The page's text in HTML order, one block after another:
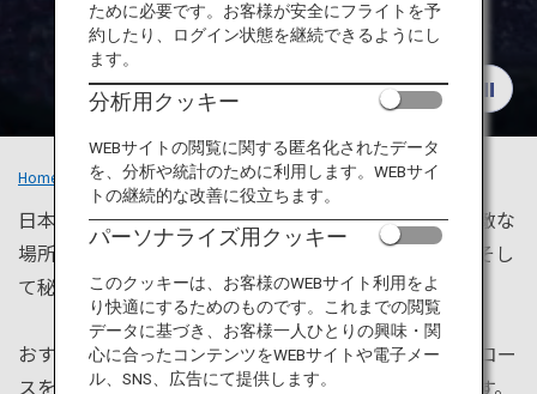
ANA サービス おすすめの旅
Home おすすめの旅
日本には北から南まで、一生に一度は訪れてみたい素敵な
場所があります。雄大な自然風景、日本の伝統文化、そし
て秘密にしたいようなとっておきの場所もたくさん。
おすすめの観光スポットや各地を楽しむためのモデルコー
スをご紹介。また、フライト検索もスムーズに行えます。
ために必要です。お客様が安全にフライトを予
約したり、ログイン状態を継続できるようにし
ます。
分析用クッキー
WEBサイトの閲覧に関する匿名化されたデータ
を、分析や統計のために利用します。WEBサイ
トの継続的な改善に役立ちます。
パーソナライズ用クッキー
このクッキーは、お客様のWEBサイト利用をよ
り快適にするためのものです。これまでの閲覧
データに基づき、お客様一人ひとりの興味・関
心に合ったコンテンツをWEBサイトや電子メー
ル、SNS、広告にて提供します。